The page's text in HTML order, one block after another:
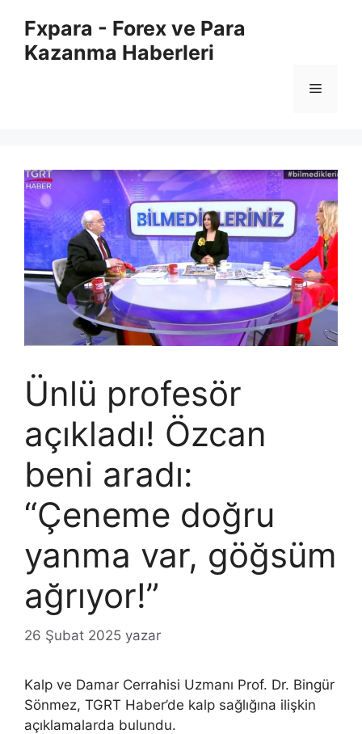
Fxpara - Forex ve Para
Kazanma Haberleri
Menü
Ünlü profesör
açıkladı! Özcan
beni aradı:
“Çeneme doğru
yanma var, göğsüm
ağrıyor!”
26 Şubat 2025 yazar
Kalp ve Damar Cerrahisi Uzmanı Prof. Dr. Bingür
Sönmez, TGRT Haber’de kalp sağlığına ilişkin
açıklamalarda bulundu.